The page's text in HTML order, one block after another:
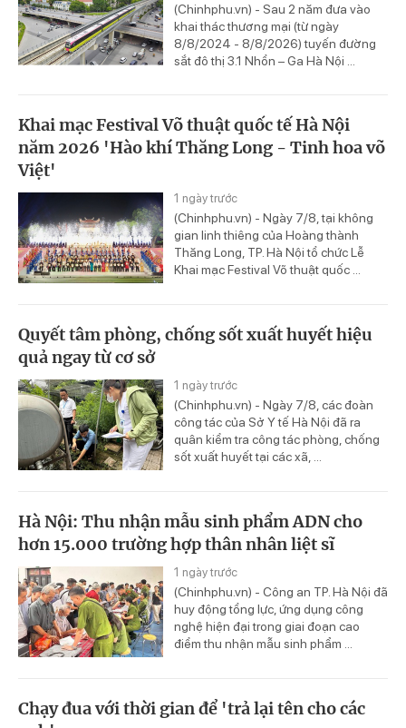
(Chinhphu.vn) - Sau 2 năm đưa vào
khai thác thương mại (từ ngày
8/8/2024 - 8/8/2026) tuyến đường
sắt đô thị 3.1 Nhổn – Ga Hà Nội ...
Khai mạc Festival Võ thuật quốc tế Hà Nội
năm 2026 'Hào khí Thăng Long - Tinh hoa võ
Việt'
1 ngày trước
(Chinhphu.vn) - Ngày 7/8, tại không
gian linh thiêng của Hoàng thành
Thăng Long, TP. Hà Nội tổ chức Lễ
Khai mạc Festival Võ thuật quốc ...
Quyết tâm phòng, chống sốt xuất huyết hiệu
quả ngay từ cơ sở
1 ngày trước
(Chinhphu.vn) - Ngày 7/8, các đoàn
công tác của Sở Y tế Hà Nội đã ra
quân kiểm tra công tác phòng, chống
sốt xuất huyết tại các xã, ...
Hà Nội: Thu nhận mẫu sinh phẩm ADN cho
hơn 15.000 trường hợp thân nhân liệt sĩ
1 ngày trước
(Chinhphu.vn) - Công an TP. Hà Nội đã
huy động tổng lực, ứng dụng công
nghệ hiện đại trong giai đoạn cao
điểm thu nhận mẫu sinh phẩm ...
Chạy đua với thời gian để 'trả lại tên cho các